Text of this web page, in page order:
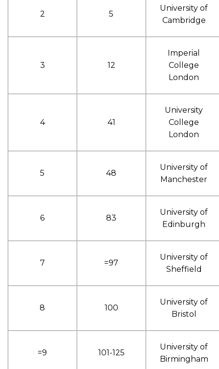
2 5
University of
Cambridge
3 12
Imperial
College
London
4 41
University
College
London
5 48
University of
Manchester
6 83
University of
Edinburgh
7 =97
University of
Sheffield
8 100
University of
Bristol
=9 101-125
University of
Birmingham